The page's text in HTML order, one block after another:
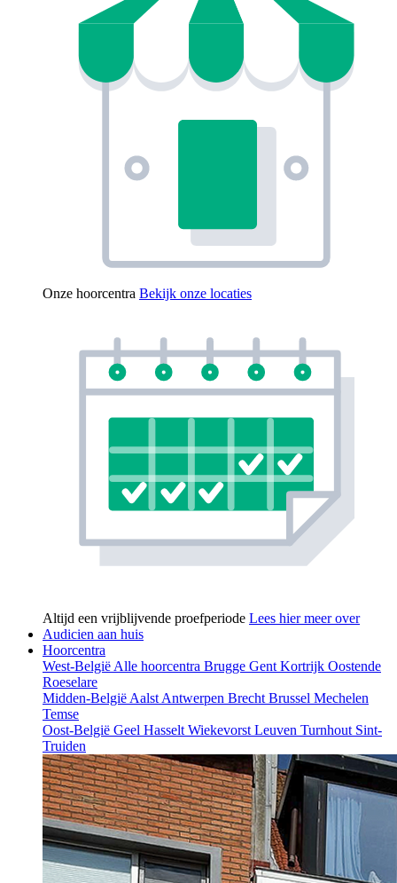
Onze hoorcentra Bekijk onze locaties
Altijd een vrijblijvende proefperiode Lees hier meer over
Audicien aan huis
Hoorcentra
West-België Alle hoorcentra Brugge Gent Kortrijk Oostende
Roeselare
Midden-België Aalst Antwerpen Brecht Brussel Mechelen
Temse
Oost-België Geel Hasselt Wiekevorst Leuven Turnhout Sint-
Truiden